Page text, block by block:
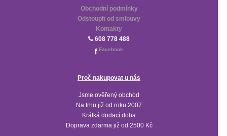
Obchodní podmínky
Odstoupit od smlouvy
Kontakty
608 778 488
Facebook
Proč nakupovat u nás
Jsme ověřený obchod
Na trhu již od roku 2007
Krátká dodací doba
Doprava zdarma již od 2500 Kč